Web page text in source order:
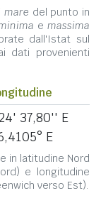
mare del punto in
e massima
dall'Istat sul
dati provenienti
37,80'' E
E
in latitudine Nord
e longitudine
verso Est).